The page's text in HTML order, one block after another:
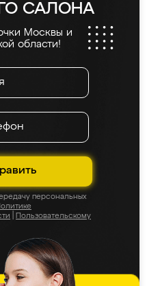
САЛОНА
Москвы и
области!
персональных
Пользовательскому